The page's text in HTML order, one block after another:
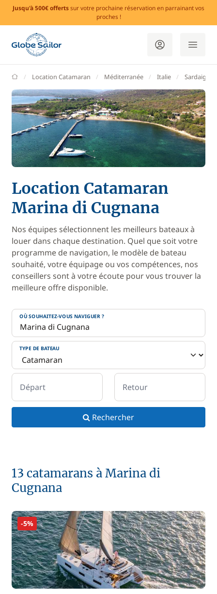
Jusqu'à 500€ offertssur votre prochaine réservation en parrainant vos
proches !
GlobeSailor
Location Catamaran Méditerranée Italie Sardaigne
Location Catamaran
Marina di Cugnana
Nos équipes sélectionnent les meilleurs bateaux à
louer dans chaque destination. Quel que soit votre
programme de navigation, le modèle de bateau
souhaité, votre équipage ou vos compétences, nos
conseillers sont à votre écoute pour vous trouver la
meilleure offre disponible.
OÙ SOUHAITEZ-VOUS NAVIGUER ?
TYPE DE BATEAU
Départ Retour
Rechercher
13 catamarans à Marina di
Cugnana
-5%